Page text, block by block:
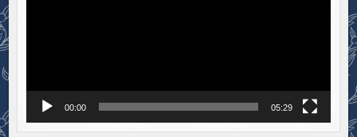
00:00 05:29